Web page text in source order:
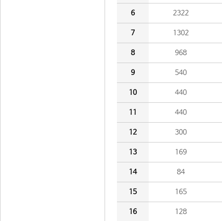
6 2322
7 1302
8 968
9 540
10 440
11 440
12 300
13 169
14 84
15 165
16 128